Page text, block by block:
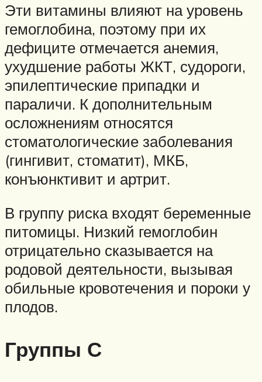
Эти витамины влияют на уровень
гемоглобина, поэтому при их
дефиците отмечается анемия,
ухудшение работы ЖКТ, судороги,
эпилептические припадки и
параличи. К дополнительным
осложнениям относятся
стоматологические заболевания
(гингивит, стоматит), МКБ,
конъюнктивит и артрит.
В группу риска входят беременные
питомицы. Низкий гемоглобин
отрицательно сказывается на
родовой деятельности, вызывая
обильные кровотечения и пороки у
плодов.
Группы С